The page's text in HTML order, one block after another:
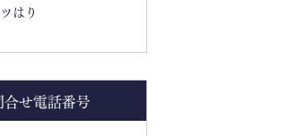
はり
合せ電話番号